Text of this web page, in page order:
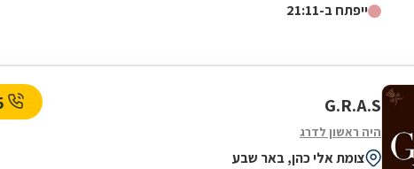
ייפתח ב-21:11
G.R.A.S
היה ראשון לדרג
צומת אלי כהן, באר שבע